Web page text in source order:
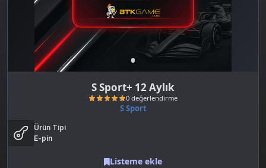
S Sport+ 12 Aylık
S Sport
Ürün Tipi
E-pin
Listeme ekle